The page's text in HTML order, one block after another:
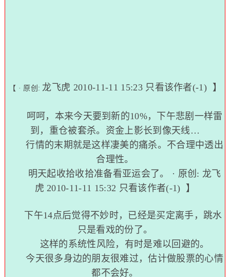
【 · 原创: 龙飞虎 2010-11-11 15:23 只看该作者(-1) 】
呵呵，本来今天要到新的10%，下午悲剧一样雷
到，重仓被套杀。资金上影长到像天线…
行情的末期就是这样凄美的痛杀。不合理中透出
合理性。
明天起收拾收拾准备看亚运会了。 · 原创: 龙飞
虎 2010-11-11 15:32 只看该作者(-1) 】
下午14点后觉得不妙时，已经是买定离手，跳水
只是看戏的份了。
这样的系统性风险，有时是难以回避的。
今天很多身边的朋友很难过，估计做股票的心情
都不会好。